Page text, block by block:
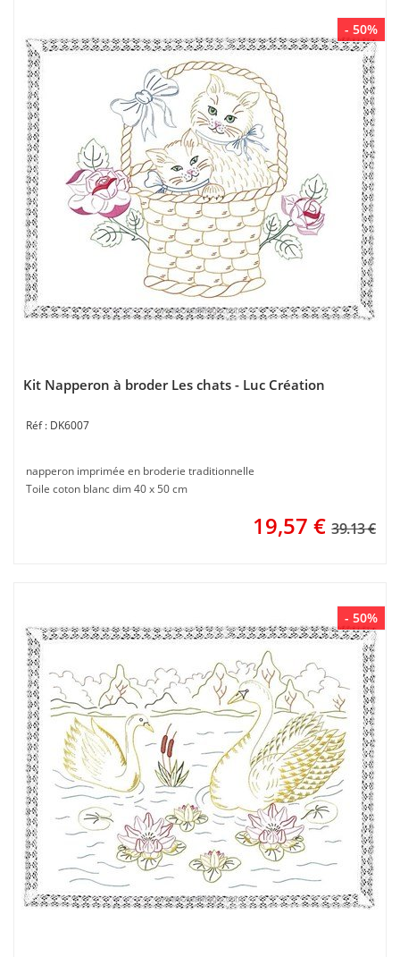
- 50%
Kit Napperon à broder Les chats - Luc Création
DK6007
napperon imprimée en broderie traditionnelle
Toile coton blanc dim 40 x 50 cm
19,57 € 39.13 €
- 50%